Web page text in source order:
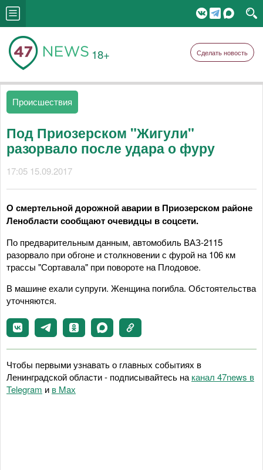
18+ Сделать новость
Происшествия
Под Приозерском "Жигули"
разорвало после удара о фуру
17:05 15.09.2017
О смертельной дорожной аварии в Приозерском районе
Ленобласти сообщают очевидцы в соцсети.
По предварительным данным, автомобиль ВАЗ-2115
разорвало при обгоне и столкновении с фурой на 106 км
трассы "Сортавала" при повороте на Плодовое.
В машине ехали супруги. Женщина погибла. Обстоятельства
уточняются.
Чтобы первыми узнавать о главных событиях в
Ленинградской области - подписывайтесь на канал 47news в
Telegram и в Maх